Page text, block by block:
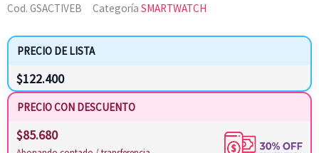
Cod. GSACTIVEB Categoría SMARTWATCH
PRECIO DE LISTA
$122.400
PRECIO CON DESCUENTO
$85.680